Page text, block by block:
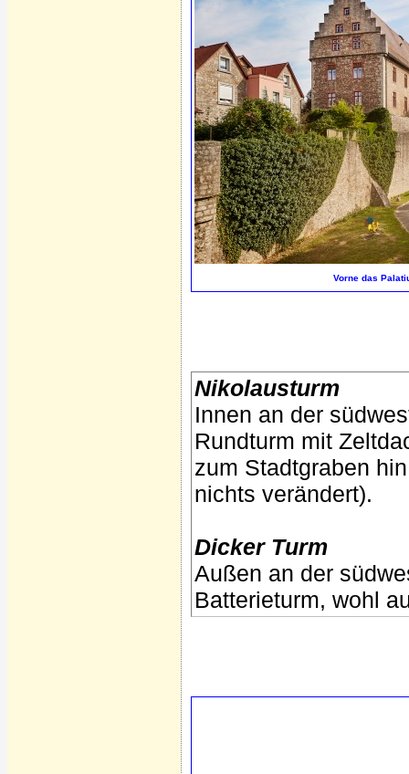
Vorne das
Nikolausturm
Innen an der
Rundturm mit
zum Stadtgraben
nichts verändert).
Dicker Turm
Außen an der
Batterieturm, wohl